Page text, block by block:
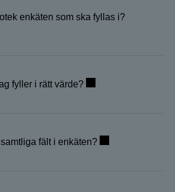
enkäten som ska fyllas i?
fyller i rätt värde?
fält i enkäten?